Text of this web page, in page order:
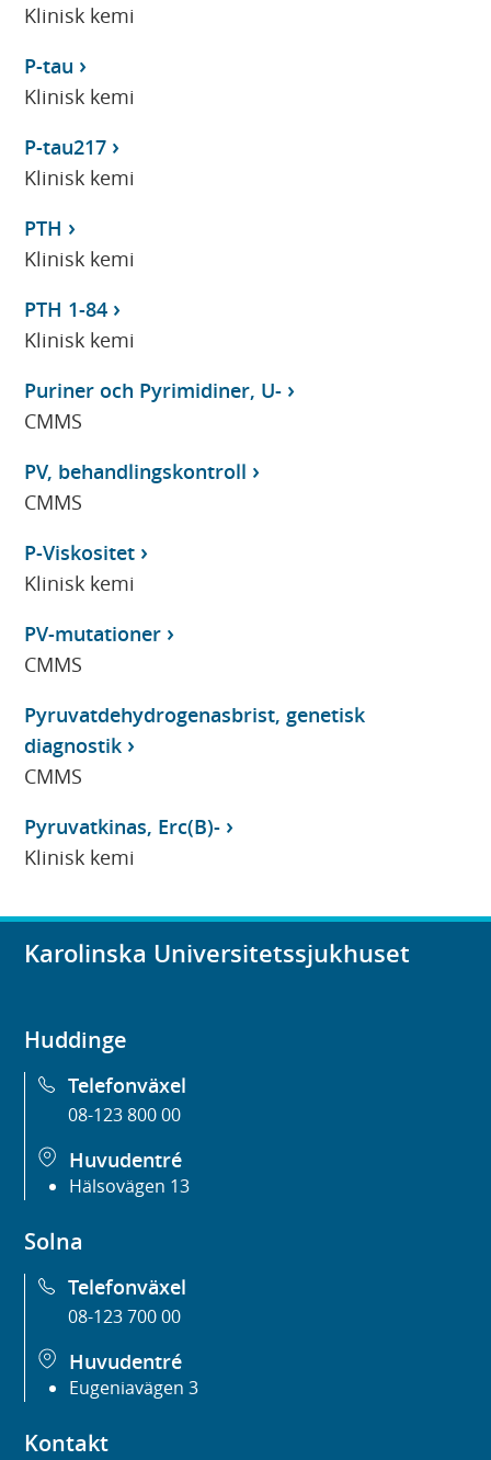
Klinisk kemi
P-tau
Klinisk kemi
P-tau217
Klinisk kemi
PTH
Klinisk kemi
PTH 1-84
Klinisk kemi
Puriner och Pyrimidiner, U-
CMMS
PV, behandlingskontroll
CMMS
P-Viskositet
Klinisk kemi
PV-mutationer
CMMS
Pyruvatdehydrogenasbrist, genetisk
diagnostik
CMMS
Pyruvatkinas, Erc(B)-
Klinisk kemi
Karolinska Universitetssjukhuset
Huddinge
Telefonväxel
08-123 800 00
Huvudentré
Hälsovägen 13
Solna
Telefonväxel
08-123 700 00
Huvudentré
Eugeniavägen 3
Kontakt